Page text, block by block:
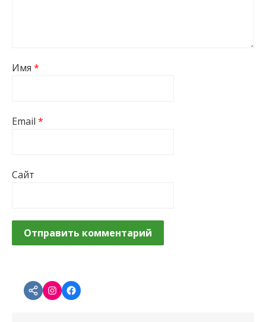
Имя *
Email *
Сайт